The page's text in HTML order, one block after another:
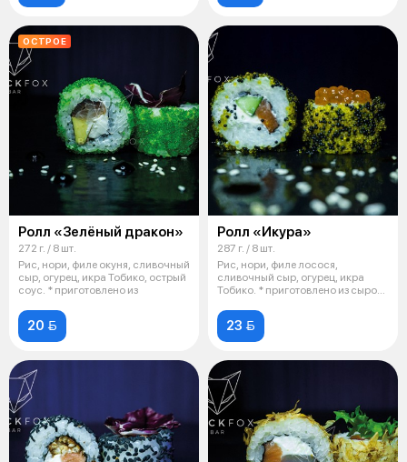
ОСТРОЕ
Ролл «Зелёный дракон»
272 г. / 8 шт.
Рис, нори, филе окуня, сливочный
сыр, огурец, икра Тобико, острый
соус. * приготовлено из
20 
Ролл «Икура»
287 г. / 8 шт.
Рис, нори, филе лосося,
сливочный сыр, огурец, икра
Тобико. * приготовлено из сырой
23 